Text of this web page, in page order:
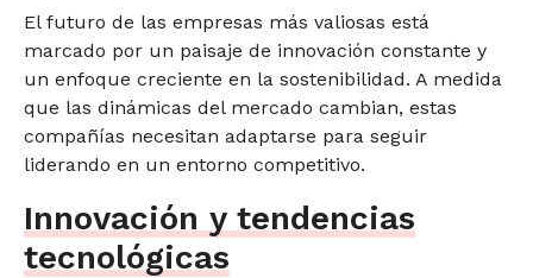
El futuro de las empresas más valiosas está
marcado por un paisaje de innovación constante y
un enfoque creciente en la sostenibilidad. A medida
que las dinámicas del mercado cambian, estas
compañías necesitan adaptarse para seguir
liderando en un entorno competitivo.
Innovación y tendencias
tecnológicas